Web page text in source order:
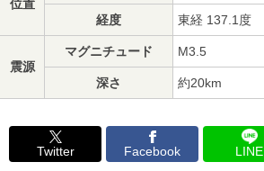
位置
経度 東経 137.1度
震源
マグニチュード M3.5
深さ 約20km
Twitter Facebook LINE